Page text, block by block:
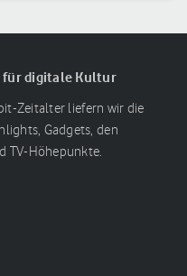
für digitale Kultur
Zeitalter liefern wir die
Gadgets, den
TV-Höhepunkte.